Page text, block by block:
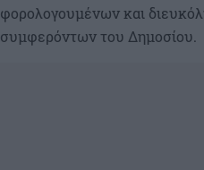
φορολογουμένων και
συμφερόντων του Δημοσίου.